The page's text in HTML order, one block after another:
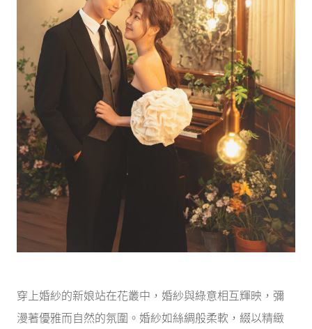
穿上婚紗的新娘站在花叢中，婚紗與綠意相互輝映，彌
漫著優雅而自然的氛圍。婚紗如絲綢般柔軟，綴以精緻